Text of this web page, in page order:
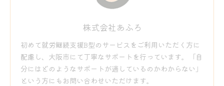
株式会社あふろ
初めて就労継続支援B型のサービスをご利用いただく方に
配慮し、大阪市にて丁寧なサポートを行っています。「自
分にはどのようなサポートが適しているのかわからない」
という方にもお問い合わせいただけます。